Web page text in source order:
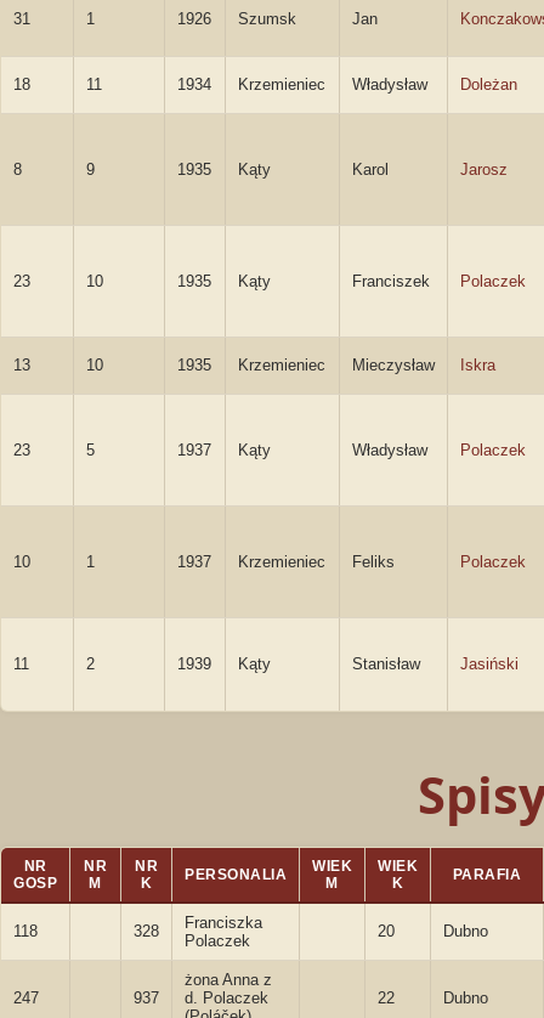
31 1 1926 Szumsk Jan
18 11 1934 Krzemieniec Władysław Doleżan
8 9 1935 Kąty Karol Jarosz
23 10 1935 Kąty Franciszek Polaczek
13 10 1935 Krzemieniec Mieczysław Iskra
23 5 1937 Kąty Władysław Polaczek
10 1 1937 Krzemieniec Feliks Polaczek
11 2 1939 Kąty Stanisław Jasiński
NR
GOSP
NR
M
NR
K
PERSONALIA
WIEK
M
WIEK
K
PARAFIA
118 328
Franciszka
Polaczek
20 Dubno
247 937
żona Anna z
d. Polaczek
22 Dubno